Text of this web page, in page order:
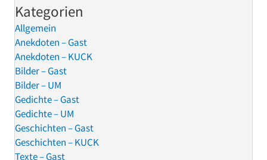
Kategorien
Allgemein
Anekdoten – Gast
Anekdoten – KUCK
Bilder – Gast
Bilder – UM
Gedichte – Gast
Gedichte – UM
Geschichten – Gast
Geschichten – KUCK
Texte – Gast